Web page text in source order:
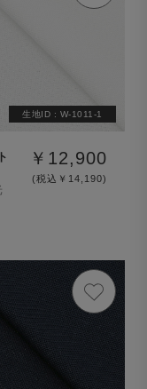
生地ID : W-1011-1
￥12,900
(税込￥14,190)